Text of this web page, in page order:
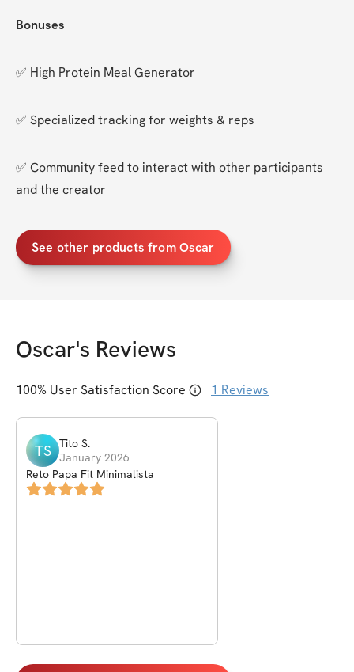
Bonuses
✅ High Protein Meal Generator
✅ Specialized tracking for weights & reps
✅ Community feed to interact with other participants
and the creator
See other products from Oscar
Oscar's Reviews
100% User Satisfaction Score 1 Reviews
TS Tito S.
January 2026
Reto Papa Fit Minimalista